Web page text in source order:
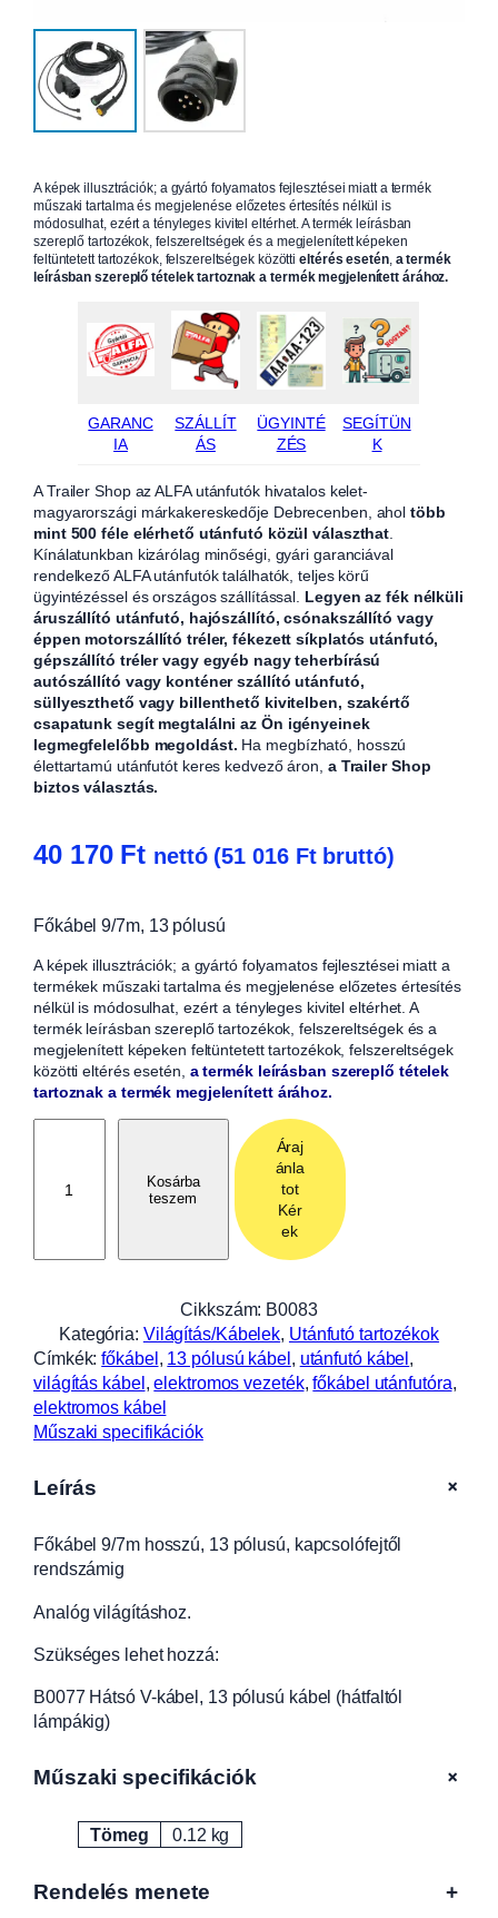
A képek illusztrációk; a gyártó folyamatos fejlesztései miatt a termék
műszaki tartalma és megjelenése előzetes értesítés nélkül is
módosulhat, ezért a tényleges kivitel eltérhet. A termék leírásban
szereplő tartozékok, felszereltségek és a megjelenített képeken
feltüntetett tartozékok, felszereltségek közöttieltérés esetén, a termék
leírásban szereplő tételek tartoznak a termék megjelenített árához.
GARANC
IA
SZÁLLÍT
ÁS
ÜGYINTÉ
ZÉS
SEGÍTÜN
K
A Trailer Shop az ALFA utánfutók hivatalos kelet-
magyarországi márkakereskedője Debrecenben, aholtöbb
mint 500 féle elérhető utánfutó közül választhat
Kínálatunkban kizárólag minőségi, gyári garanciával
rendelkező ALFA utánfutók találhatók, teljes körű
ügyintézéssel és országos szállítással. Legyen az fék nélküli
áruszállító utánfutó, hajószállító, csónakszállító vagy
éppen motorszállító tréler, fékezett síkplatós utánfutó,
gépszállító tréler vagy egyéb nagy teherbírású
autószállító vagy konténer szállító utánfutó,
süllyeszthető vagy billenthető kivitelben, szakértő
csapatunk segít megtalálni az Ön igényeinek
legmegfelelőbb megoldást. Ha megbízható, hosszú
élettartamú utánfutót keres kedvező áron, a Trailer Shop
biztos választás.
40 170 Ft nettó (51 016 Ftbruttó)
Főkábel 9/7m, 13 pólusú
A képek illusztrációk; a gyártó folyamatos fejlesztései miatt a
termékek műszaki tartalma és megjelenése előzetes értesítés
nélkül is módosulhat, ezért a tényleges kivitel eltérhet. A
termék leírásban szereplő tartozékok, felszereltségek és a
megjelenített képeken feltüntetett tartozékok, felszereltségek
közötti eltérés esetén, a termék leírásban szereplő tételek
tartoznak a termék megjelenített árához.
7
m
h
o
z
,
1
p
ó
u
s
,
s
Kosárba
teszem
Áraj
ánla
tot
Kér
ek
Cikkszám: B0083
Kategória: Világítás/Kábelek, Utánfutó tartozékok
Címkék:főkábel, 13 pólusú kábel, utánfutó kábel
világítás kábel, elektromos vezeték, főkábel utánfutóra
elektromos kábel
Műszaki specifikációk
Leírás +
Főkábel 9/7m hosszú, 13 pólusú, kapcsolófejtől
rendszámig
Analóg világításhoz.
Szükséges lehet hozzá:
B0077 Hátsó V-kábel, 13 pólusú kábel (hátfaltól
lámpákig)
Műszaki specifikációk +
Attribútumok Érték
Tömeg 0.12 kg
Rendelés menete +